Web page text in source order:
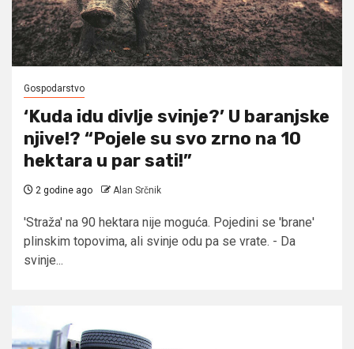
Gospodarstvo
‘Kuda idu divlje svinje?’ U baranjske
njive!? “Pojele su svo zrno na 10
hektara u par sati!”
2 godine ago Alan Srčnik
'Straža' na 90 hektara nije moguća. Pojedini se 'brane'
plinskim topovima, ali svinje odu pa se vrate. - Da
svinje...